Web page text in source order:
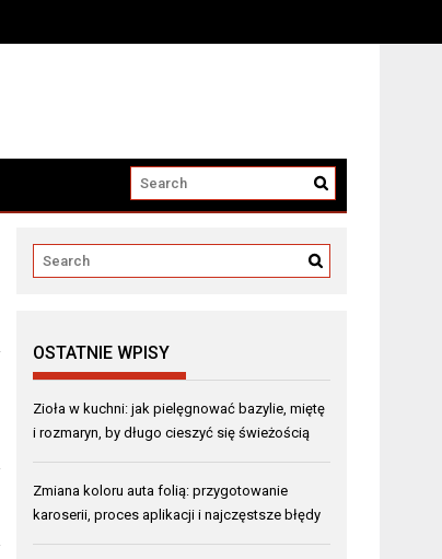
OSTATNIE WPISY
Zioła w kuchni: jak pielęgnować bazylie, miętę
i rozmaryn, by długo cieszyć się świeżością
Zmiana koloru auta folią: przygotowanie
karoserii, proces aplikacji i najczęstsze błędy